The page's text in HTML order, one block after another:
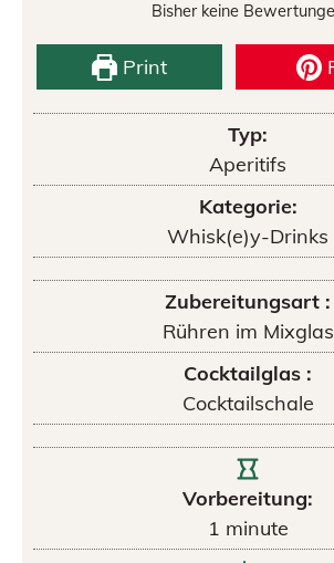
Bisher keine
Print
Typ:
Aperitifs
Kategorie:
Whisk(e)y-Drinks
Zubereitungsart :
Rühren im Mixglas
Cocktailglas :
Cocktailschale
Vorbereitung:
1 minute